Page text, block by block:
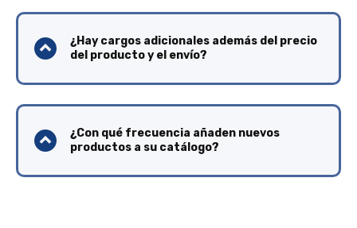
¿Hay cargos adicionales además del precio
del producto y el envío?
¿Con qué frecuencia añaden nuevos
productos a su catálogo?